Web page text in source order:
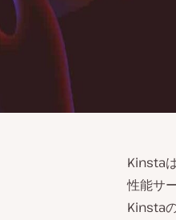
Kinsta
性能サ
Kinsta